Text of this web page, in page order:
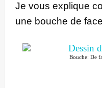
Je vous explique
une bouche de
Bouche: De